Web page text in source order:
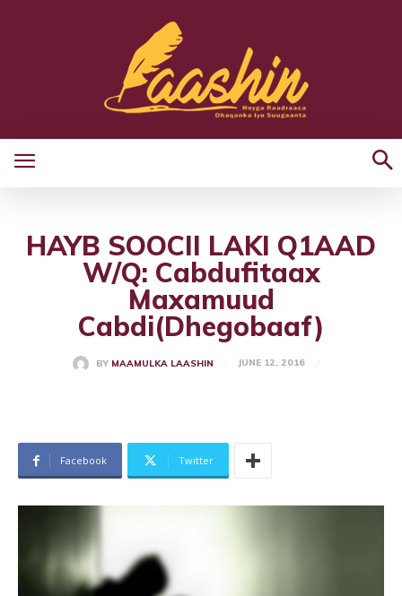
HAYB SOOCII LAKI Q1AAD
W/Q: Cabdufitaax
Maxamuud
Cabdi(Dhegobaaf)
BY MAAMULKA LAASHIN JUNE 12, 2016
Facebook Twitter